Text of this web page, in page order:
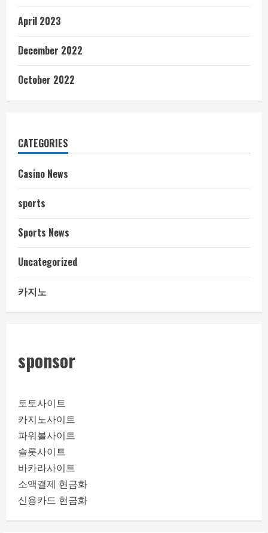
April 2023
December 2022
October 2022
CATEGORIES
Casino News
sports
Sports News
Uncategorized
카지노
sponsor
토토사이트
카지노사이트
파워볼사이트
슬롯사이트
바카라사이트
소액결제 현금화
신용카드 현금화